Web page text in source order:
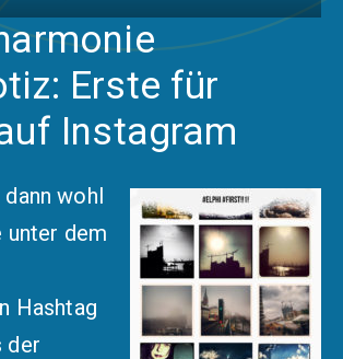
Erste für
Instagram
wohl
unter dem
Hashtag
der